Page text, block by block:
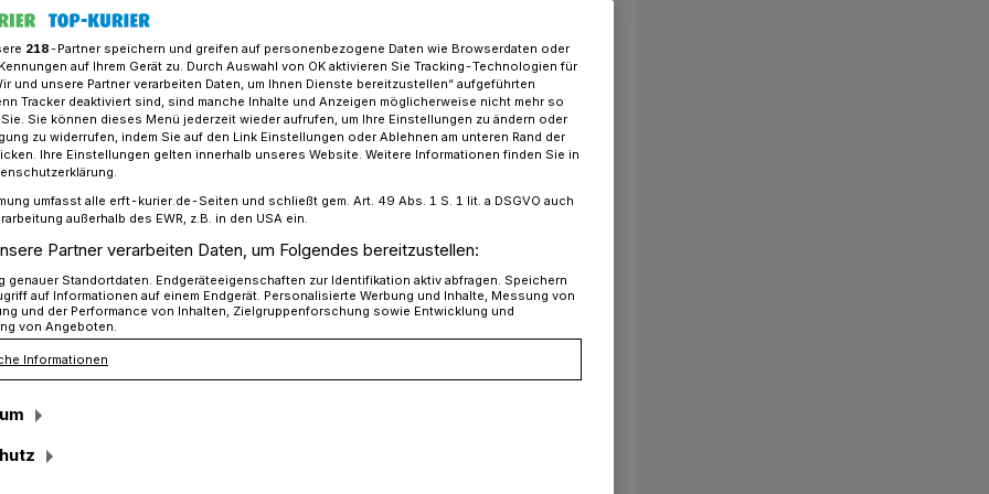
„Älterwerden in Jüchen" bei "Varius für dich"
in Jüchen
die Kulissen
Dich“
„Älterwerden in Jüchen“
hinter die Kulissen der Varius-
an der Neusser Straße in Jüchen zu
218-Partner speichern und greifen auf personenbezogene Daten wie Browserdaten oder
auf Ihrem Gerät zu. Durch Auswahl von OK aktivieren Sie Tracking-Technologien für
und unsere Partner verarbeiten Daten, um Ihnen Dienste bereitzustellen“ aufgeführten
Tracker deaktiviert sind, sind manche Inhalte und Anzeigen möglicherweise nicht mehr so
Sie können dieses Menü jederzeit wieder aufrufen, um Ihre Einstellungen zu ändern oder
zu widerrufen, indem Sie auf den Link Einstellungen oder Ablehnen am unteren Rand der
Ihre Einstellungen gelten innerhalb unseres Website. Weitere Informationen finden Sie in
umfasst alle erft-kurier.de-Seiten und schließt gem. Art. 49 Abs. 1 S. 1 lit. a DSGVO auch
außerhalb des EWR, z.B. in den USA ein.
Partner verarbeiten Daten, um Folgendes bereitzustellen:
genauer Standortdaten. Endgeräteeigenschaften zur Identifikation aktiv abfragen. Speichern
auf Informationen auf einem Endgerät. Personalisierte Werbung und Inhalte, Messung von
und der Performance von Inhalten, Zielgruppenforschung sowie Entwicklung und
von Angeboten.
Informationen